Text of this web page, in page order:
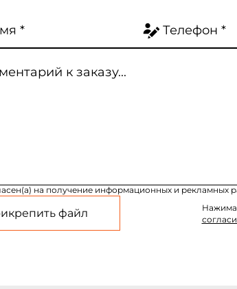
на получение информационных и рекламных
файл